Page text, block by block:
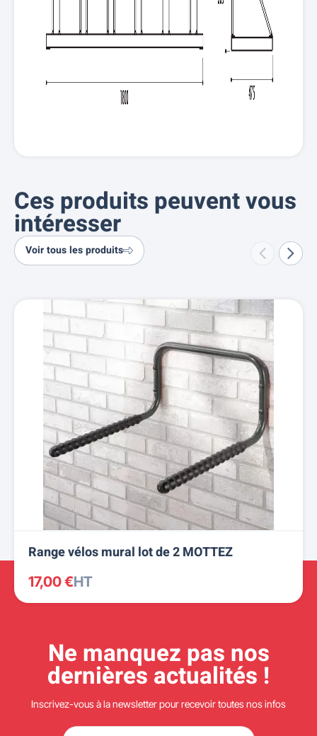
Ces produits peuvent vous
intéresser
Voir tous les produits
Range vélos mural lot de 2 MOTTEZ
17,00 €HT
Ne manquez pas nos
dernières actualités !
Inscrivez-vous à la newsletter pour recevoir toutes nos infos